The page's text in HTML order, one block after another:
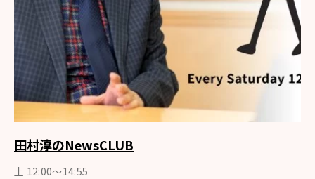
田村淳のNewsCLUB
土 12:00～14:55